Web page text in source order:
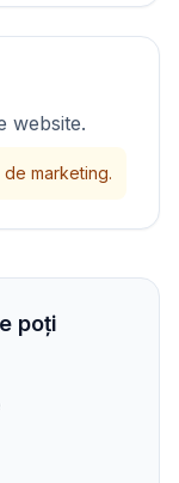
website.
marketing.
poți